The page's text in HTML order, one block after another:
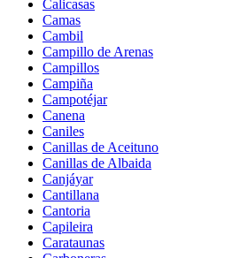
Calicasas
Camas
Cambil
Campillo de Arenas
Campillos
Campiña
Campotéjar
Canena
Caniles
Canillas de Aceituno
Canillas de Albaida
Canjáyar
Cantillana
Cantoria
Capileira
Carataunas